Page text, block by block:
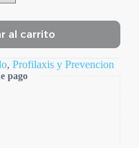
al carrito
, Profilaxis y Prevencion
pago